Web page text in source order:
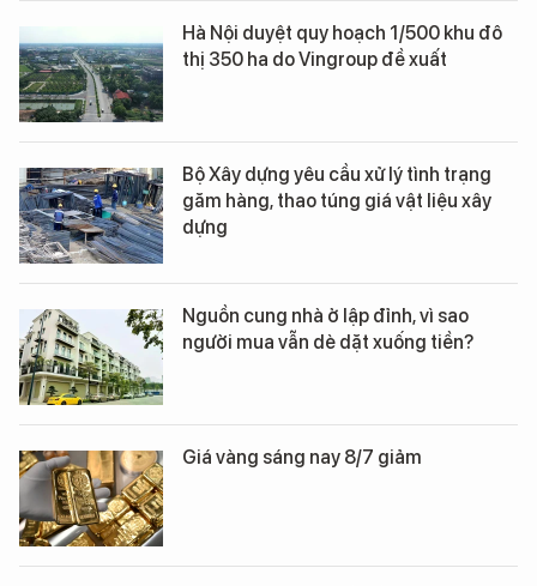
Hà Nội duyệt quy hoạch 1/500 khu đô
thị 350 ha do Vingroup đề xuất
Bộ Xây dựng yêu cầu xử lý tình trạng
găm hàng, thao túng giá vật liệu xây
dựng
Nguồn cung nhà ở lập đỉnh, vì sao
người mua vẫn dè dặt xuống tiền?
Giá vàng sáng nay 8/7 giảm